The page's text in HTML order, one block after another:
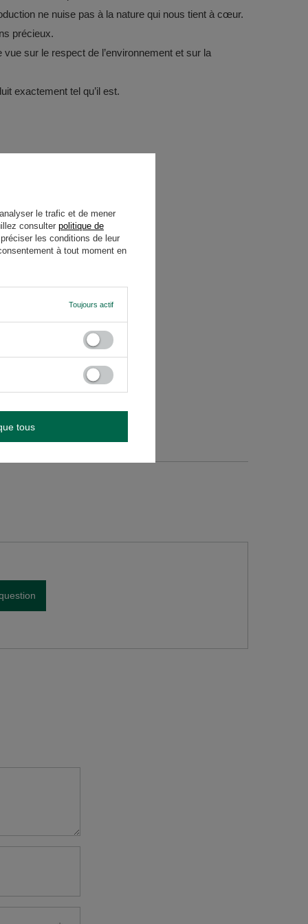
ne nuise pas à la nature qui nous tient à cœur.
précieux.
sur le respect de l’environnement et sur la
exactement tel qu’il est.
le trafic et de mener
consulter politique de
les conditions de leur
à tout moment en
Toujours actif
tous